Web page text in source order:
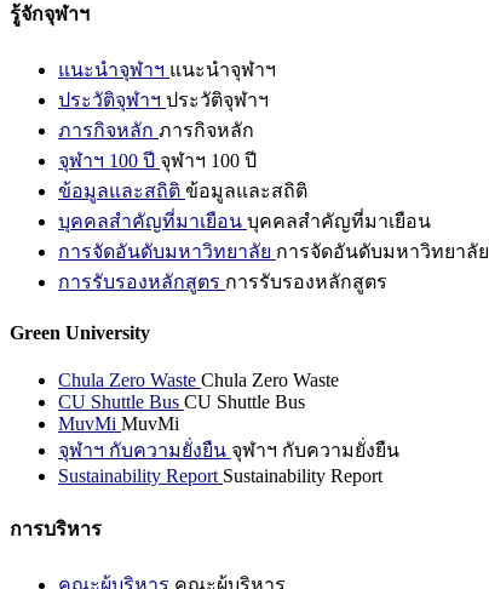
รู้จักจุฬาฯ
แนะนำจุฬาฯ แนะนำจุฬาฯ
ประวัติจุฬาฯ ประวัติจุฬาฯ
ภารกิจหลัก ภารกิจหลัก
จุฬาฯ 100 ปี จุฬาฯ 100 ปี
ข้อมูลและสถิติ ข้อมูลและสถิติ
บุคคลสำคัญที่มาเยือน บุคคลสำคัญที่มาเยือน
การจัดอันดับมหาวิทยาลัย การจัดอันดับมหาวิทยาลัย
การรับรองหลักสูตร การรับรองหลักสูตร
Green University
Chula Zero Waste Chula Zero Waste
CU Shuttle Bus CU Shuttle Bus
MuvMi MuvMi
จุฬาฯ กับความยั่งยืน จุฬาฯ กับความยั่งยืน
Sustainability Report Sustainability Report
การบริหาร
คณะผู้บริหาร คณะผู้บริหาร